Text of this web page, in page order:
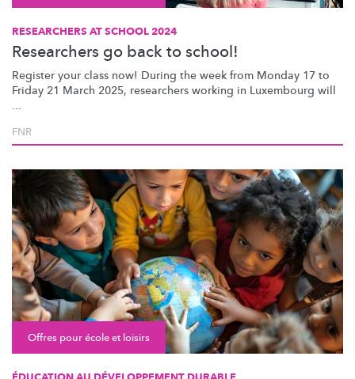
RESEARCHERS AT SCHOOL 2024
Researchers go back to school!
Register your class now! During the week from Monday 17 to
Friday 21 March 2025, researchers working in Luxembourg will
...
FNR
Offres pour école et loisirs